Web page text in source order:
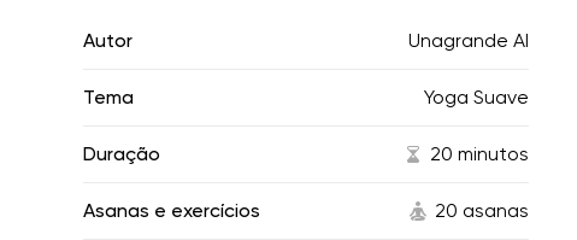
Autor Unagrande AI
Tema Yoga Suave
Duração 20 minutos
Asanas e exercícios 20 asanas